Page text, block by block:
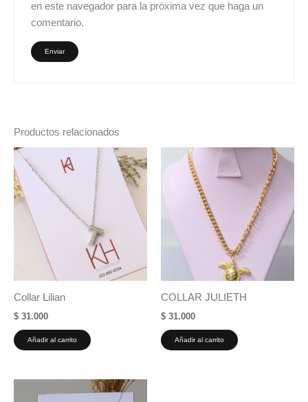
en este navegador para la próxima vez que haga un
comentario.
Productos relacionados
Collar Lilian
$ 31.000
Añadir al carrito
COLLAR JULIETH
$ 31.000
Añadir al carrito